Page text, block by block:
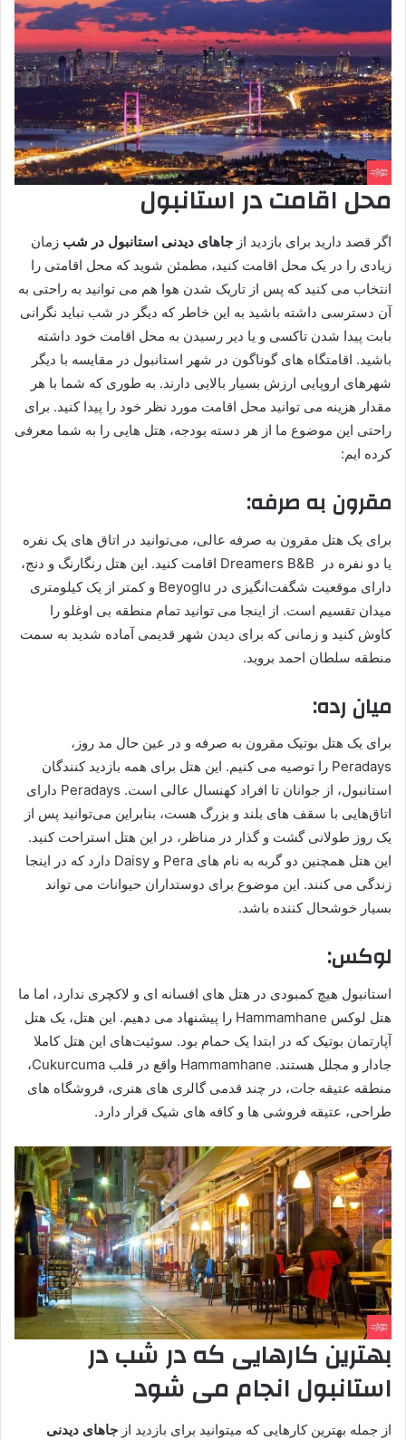
محل اقامت در استانبول
اگر قصد دارید برای بازدید از جاهای دیدنی استانبول در شب زمان
زیادی را در یک محل اقامت کنید، مطمئن شوید که محل اقامتی را
انتخاب می کنید که پس از تاریک شدن هوا هم می توانید به راحتی به
آن دسترسی داشته باشید به این خاطر که دیگر در شب نباید نگرانی
بابت پیدا شدن تاکسی و یا دیر رسیدن به محل اقامت خود داشته
باشید. اقامتگاه های گوناگون در شهر استانبول در مقایسه با دیگر
شهرهای اروپایی ارزش بسیار بالایی دارند. به طوری که شما با هر
مقدار هزینه می توانید محل اقامت مورد نظر خود را پیدا کنید. برای
راحتی این موضوع ما از هر دسته بودجه، هتل ‌هایی را به شما معرفی
کرده ایم:
مقرون ‌به ‌صرفه:
برای یک هتل مقرون به صرفه عالی، می‌توانید در اتاق‌ های یک ‌نفره
یا دو نفره در Dreamers B&B اقامت کنید. این هتل رنگارنگ و دنج،
دارای موقعیت شگفت‌انگیزی در Beyoglu و کمتر از یک کیلومتری
میدان تقسیم است. از اینجا می توانید تمام منطقه بی اوغلو را
کاوش کنید و زمانی که برای دیدن شهر قدیمی آماده شدید به سمت
منطقه سلطان احمد بروید.
میان رده:
برای یک هتل بوتیک مقرون به صرفه و در عین حال مد روز،
Peradays را توصیه می کنیم. این هتل برای همه بازدید کنندگان
استانبول، از جوانان تا افراد کهنسال عالی است. Peradays دارای
اتاق‌هایی با سقف های بلند و بزرگ هست، بنابراین می‌توانید پس از
یک روز طولانی گشت ‌و گذار در مناظر، در این هتل استراحت کنید.
این هتل همچنین دو گربه به نام های Pera و Daisy دارد که در اینجا
زندگی می کنند. این موضوع برای دوستداران حیوانات می تواند
بسیار خوشحال کننده باشد.
لوکس:
استانبول هیچ کمبودی در هتل های افسانه ای و لاکچری ندارد، اما ما
هتل لوکس Hammamhane را پیشنهاد می دهیم. این هتل، یک هتل
آپارتمان بوتیک که در ابتدا یک حمام بود. سوئیت‌های این هتل کاملا
جادار و مجلل هستند. Hammamhane واقع در قلب Cukurcuma،
منطقه عتیقه ‌جات، در چند قدمی گالری‌ های هنری، فروشگاه‌ های
طراحی، عتیقه ‌فروشی ‌ها و کافه ‌های شیک قرار دارد.
بهترین کارهایی که در شب در
استانبول انجام می شود
از جمله بهترین کارهایی که میتوانید برای بازدید از جاهای دیدنی